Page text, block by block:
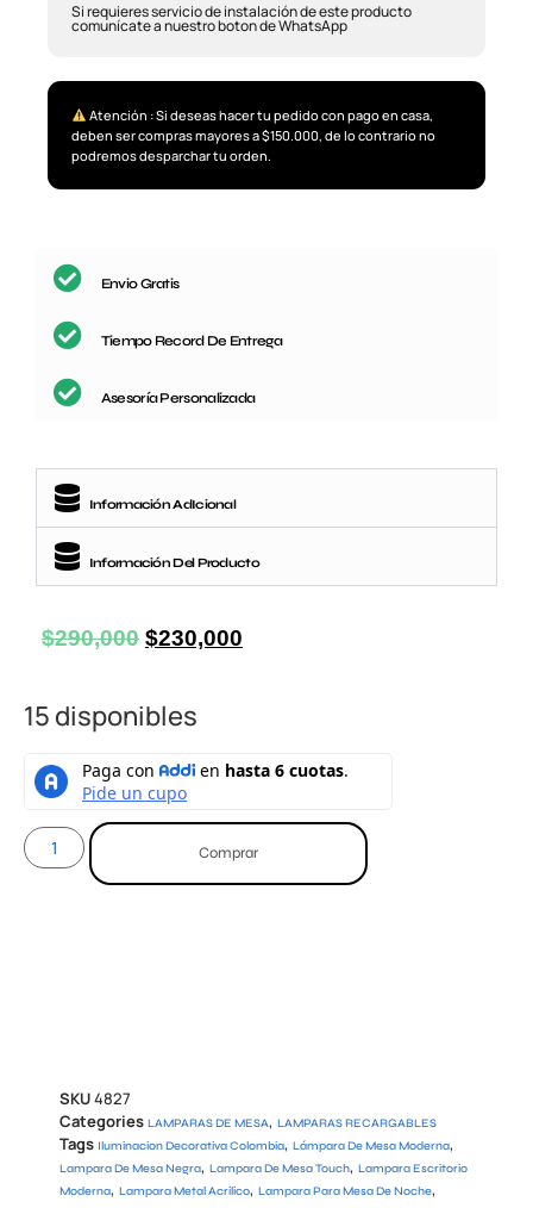
Si requieres servicio de instalación de este producto
comunícate a nuestro boton de WhatsApp
Atención : Si deseas hacer tu pedido con pago en casa,
deben ser compras mayores a $150.000, de lo contrario no
podremos desparchar tu orden.
Envio Gratis
Tiempo Record De Entrega
Asesoría Personalizada
Información AdIcional
Información Del Producto
$290,000 $230,000
15 disponibles
Comprar
SKU4827
Categories LAMPARAS DE MESA, LAMPARAS RECARGABLES
Tags Iluminacion Decorativa Colombia, Lámpara De Mesa Moderna,
Lampara De Mesa Negra, Lampara De Mesa Touch, Lampara Escritorio
Moderna, Lampara Metal Acrilico, Lampara Para Mesa De Noche,